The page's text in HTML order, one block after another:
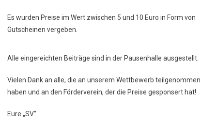
Es wurden Preise im Wert zwischen 5 und 10 Euro in Form von
Gutscheinen vergeben.
Alle eingereichten Beiträge sind in der Pausenhalle ausgestellt.
Vielen Dank an alle, die an unserem Wettbewerb teilgenommen
haben und an den Förderverein, der die Preise gesponsert hat!
Eure „SV“